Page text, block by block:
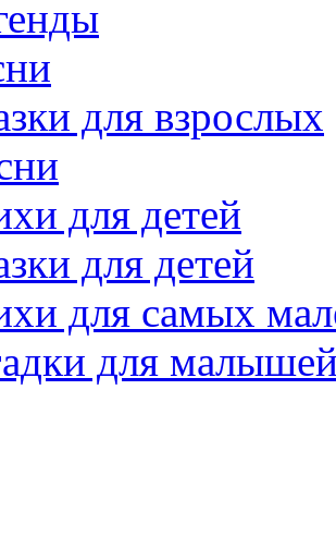
для взрослых
для детей
для детей
для самых
для